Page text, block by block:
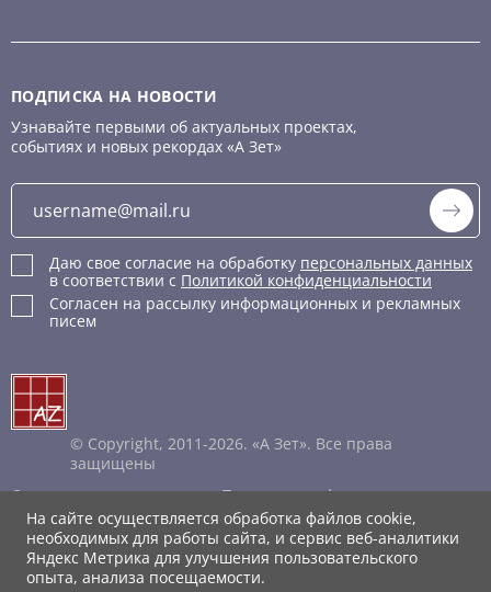
ПОДПИСКА НА НОВОСТИ
Узнавайте первыми об актуальных проектах,
событиях и новых рекордах «А Зет»
Даю свое согласие на обработку персональных данных
в соответствии с Политикой конфиденциальности
Согласен на рассылку информационных и рекламных
писем
© Copyright, 2011-2026. «А Зет». Все права
защищены
Соглашение пользователя Политика конфиденциальности
Правила обработки cookie
Каталог XML
На сайте осуществляется обработка файлов cookie,
необходимых для работы сайта, и сервис веб-аналитики
Яндекс Метрика для улучшения пользовательского
опыта, анализа посещаемости.